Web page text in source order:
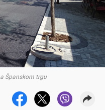
Španskom trgu